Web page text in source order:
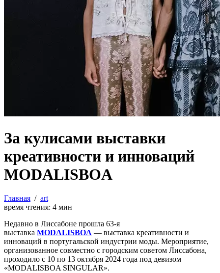
За кулисами выставки
креативности и инноваций
MODALISBOA
Главная / art
время чтения: 4 мин
Недавно в Лиссабоне прошла 63-я
выставка MODALISBOA — выставка креативности и
инноваций в португальской индустрии моды. Мероприятие,
организованное совместно с городским советом Лиссабона,
проходило с 10 по 13 октября 2024 года под девизом
«MODALISBOA SINGULAR».